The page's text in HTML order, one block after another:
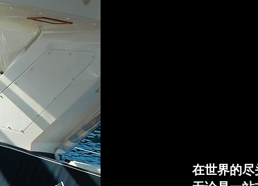
在世界的